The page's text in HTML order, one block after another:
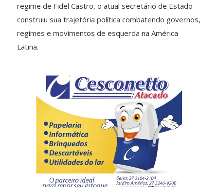
regime de Fidel Castro, o atual secretário de Estado
construiu sua trajetória política combatendo governos,
regimes e movimentos de esquerda na América
Latina.